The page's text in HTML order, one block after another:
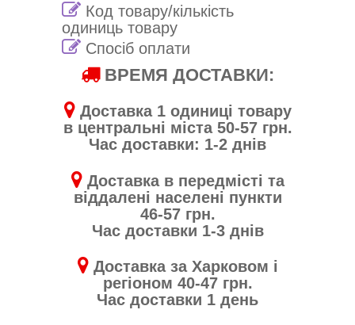
Код товару/кількість
одиниць товару
Спосіб оплати
ВРЕМЯ ДОСТАВКИ:
Доставка 1 одиниці товару
в центральні міста 50-57 грн.
Час доставки: 1-2 днів
Доставка в передмісті та
віддалені населені пункти
46-57 грн.
Час доставки 1-3 днів
Доставка за Харковом і
регіоном 40-47 грн.
Час доставки 1 день